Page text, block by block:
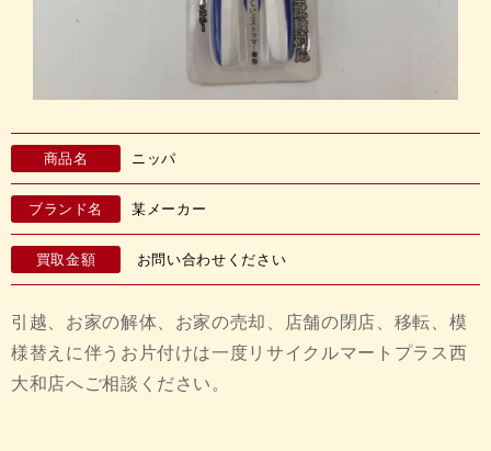
商品名 ニッパ
ブランド名 某メーカー
買取金額 お問い合わせください
引越、お家の解体、お家の売却、店舗の閉店、移転、模
様替えに伴うお片付けは一度リサイクルマートプラス西
大和店へご相談ください。